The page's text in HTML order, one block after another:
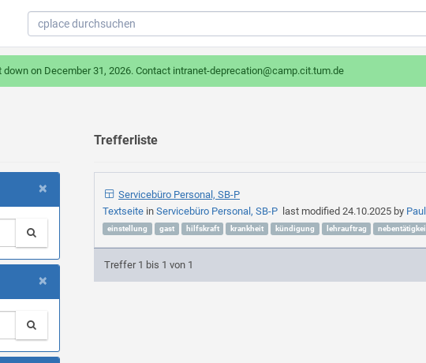
on December 31, 2026. Contact intranet-deprecation@camp.cit.tum.de
×
×
Trefferliste
Servicebüro Personal, SB-P
Textseite inServicebüro Personal, SB-P last modified24.10.2025 by
einstellung
gast hilfskraft krankheit kündigung lehrauftrag
Treffer 1 bis 1 von 1